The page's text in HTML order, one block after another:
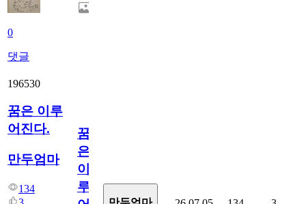
0
댓글
196530
꿈은 이루
어진다.
만두엄마
134
꿈
은
이
루